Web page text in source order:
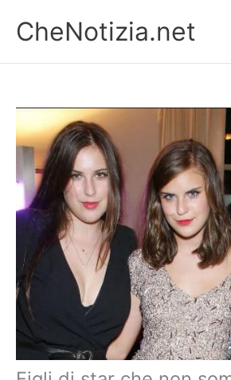
contenuto
CheNotizia.net